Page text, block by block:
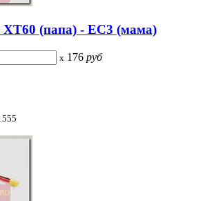
XT60 (папа) - EC3 (мама)
x 176 руб